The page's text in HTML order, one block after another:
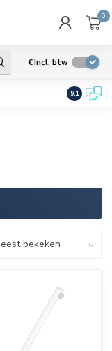
0
€Incl. btw
Wij
9.1